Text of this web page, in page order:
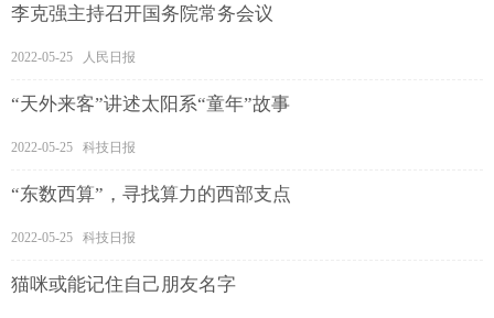
李克强主持召开国务院常务会议
2022-05-25 人民日报
“天外来客”讲述太阳系“童年”故事
2022-05-25 科技日报
“东数西算”，寻找算力的西部支点
2022-05-25 科技日报
猫咪或能记住自己朋友名字